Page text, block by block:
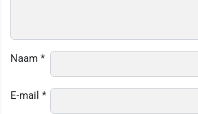
Naam *
E-mail *